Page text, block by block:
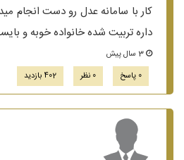
کار با سامانه عدل رو دست انجام
داره تربیت شده خانواده خوبه و
0 پاسخ
0 نظر 402 بازدید